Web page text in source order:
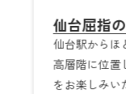
仙台屈指
仙台駅からほ
高層階に位置
をお楽しみい